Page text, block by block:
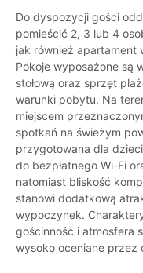
Do dyspozycji gości
pomieścić 2, 3 lub 4
jak również apartament
Pokoje wyposażone są
stołową oraz sprzęt
warunki pobytu. Na
miejscem
spotkań na świeżym
przygotowana dla
do bezpłatnego Wi-Fi
natomiast bliskość
stanowi dodatkową
wypoczynek.
gościnność i atmosfera
wysoko oceniane przez